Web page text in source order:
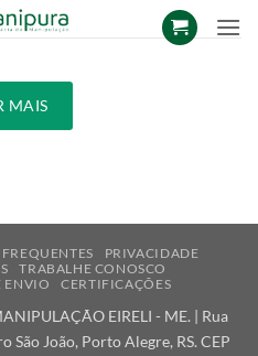
MAIS
PRIVACIDADE
TRABALHE CONOSCO
ENVIO
CERTIFICAÇÕES
EIRELI - ME. | Rua
João, Porto Alegre, RS. CEP